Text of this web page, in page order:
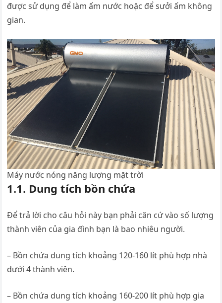
được sử dụng để làm ấm nước hoặc để sưởi ấm không
gian.
Máy nước nóng năng lượng mặt trời
1.1. Dung tích bồn chứa
Để trả lời cho câu hỏi này bạn phải căn cứ vào số lượng
thành viên của gia đình bạn là bao nhiêu người.
– Bồn chứa dung tích khoảng 120-160 lít phù hợp nhà
dưới 4 thành viên.
– Bồn chứa dung tích khoảng 160-200 lít phù hợp gia